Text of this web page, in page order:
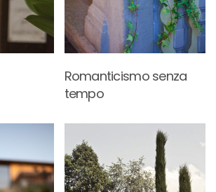
Romanticismo senza
tempo